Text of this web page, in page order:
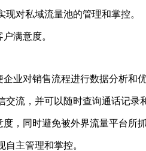
对私域流量池的管理和掌控。
满意度。
业对销售流程进行数据分析和优
流，并可以随时查询通话记录
，同时避免被外界流量平台所抓
主管理和掌控。